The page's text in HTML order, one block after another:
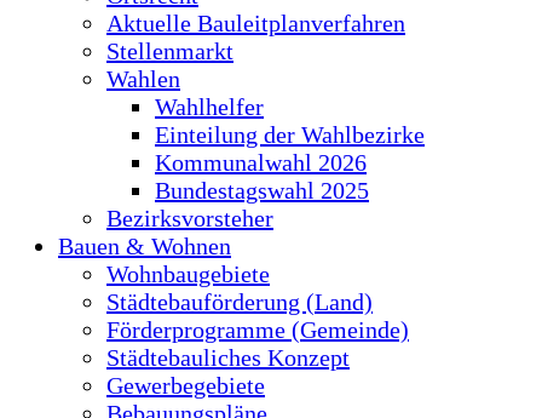
Aktuelle Bauleitplanverfahren
Stellenmarkt
Wahlen
Wahlhelfer
Einteilung der Wahlbezirke
Kommunalwahl 2026
Bundestagswahl 2025
Bezirksvorsteher
Bauen & Wohnen
Wohnbaugebiete
Städtebauförderung (Land)
Förderprogramme (Gemeinde)
Städtebauliches Konzept
Gewerbegebiete